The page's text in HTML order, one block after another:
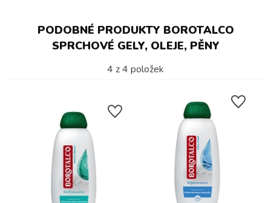
PODOBNÉ PRODUKTY BOROTALCO
SPRCHOVÉ GELY, OLEJE, PĚNY
4 z4 položek